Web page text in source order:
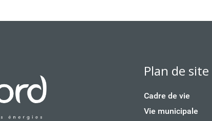
Plan de site
Cadre de vie
Vie municipale